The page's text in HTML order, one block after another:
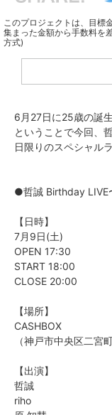
このプロジェクトは、目標
集まった金額から手数料を
方式)
6月27日に25歳の誕
ということで今回、
日限りのスペシャル
●哲誠 Birthday LIVE
【日時】
7月9日(土)
OPEN 17:30
START 18:00
CLOSE 20:00
【場所】
CASHBOX
（神戸市中央区二宮
【出演】
哲誠
riho